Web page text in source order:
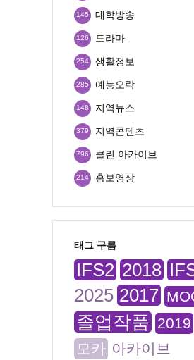
대학방송
145
드라마
126
생활정보
254
예능오락
285
지역뉴스
148
지역콘텐츠
379
클린 아카이브
796
홍보영상
214
태그 구름
IFS2 2018
2025 2017
졸업작품 2019
모카 아카이브